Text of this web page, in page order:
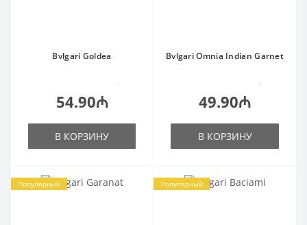
Bvlgari Goldea
54.90₼
В КОРЗИНУ
Bvlgari Omnia Indian Garnet
49.90₼
В КОРЗИНУ
Популярный Популярный